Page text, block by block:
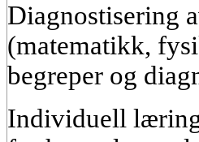
Diagnostisering
(matematikk,
begreper og
Individuell